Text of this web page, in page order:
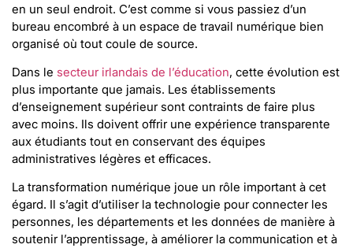
en un seul endroit. C’est comme si vous passiez d’un
bureau encombré à un espace de travail numérique bien
organisé où tout coule de source.
Dans le secteur irlandais de l’éducation, cette évolution est
plus importante que jamais. Les établissements
d’enseignement supérieur sont contraints de faire plus
avec moins. Ils doivent offrir une expérience transparente
aux étudiants tout en conservant des équipes
administratives légères et efficaces.
La transformation numérique joue un rôle important à cet
égard. Il s’agit d’utiliser la technologie pour connecter les
personnes, les départements et les données de manière à
soutenir l’apprentissage, à améliorer la communication et à